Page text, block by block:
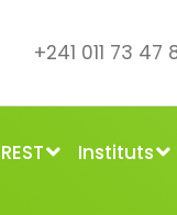
+241 011 73 47
Instituts